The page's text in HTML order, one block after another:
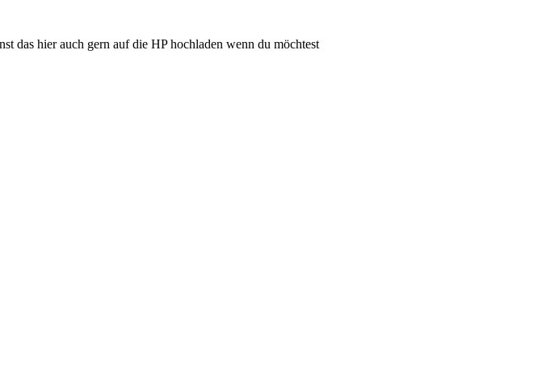
das hier auch gern auf die HP hochladen wenn du möchtest